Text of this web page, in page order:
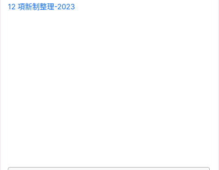
12 項新制整理-2023